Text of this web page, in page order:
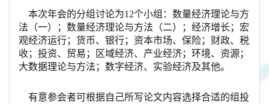
本次年会的分组讨论为12个小组：数量经济理论与方
法（一）；数量经济理论与方法（二）；经济增长；宏
观经济运行；货币、银行；资本市场、保险；财政、税
收；投资、贸易；区域经济、产业经济；环境、资源；
大数据理论与方法；数字经济、实验经济及其他。
有意参会者可根据自己所写论文内容选择合适的组投